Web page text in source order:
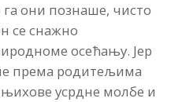
они познаше, чисто
се снажно
осећању. Јер
према родитељима
усрдне молбе и